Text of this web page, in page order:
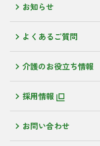
お知らせ
よくあるご質問
介護のお役立ち情報
採用情報
お問い合わせ